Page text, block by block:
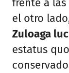
el otro
Zuloaga
estatus